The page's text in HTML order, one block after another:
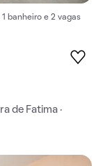
banheiro e 2 vagas
de Fatima ·